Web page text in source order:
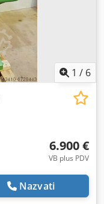
1 / 6
6.900 €
VB plus PDV
Nazvati